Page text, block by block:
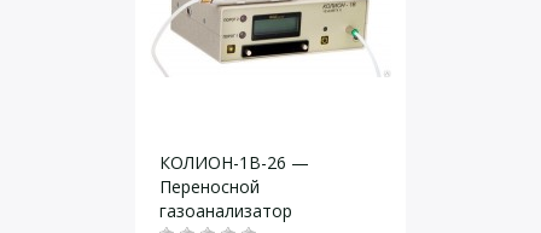
КОЛИОН-1В-26 —
Переносной
газоанализатор